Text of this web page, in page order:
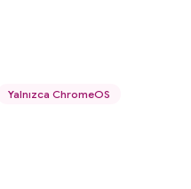
Yalnızca ChromeOS